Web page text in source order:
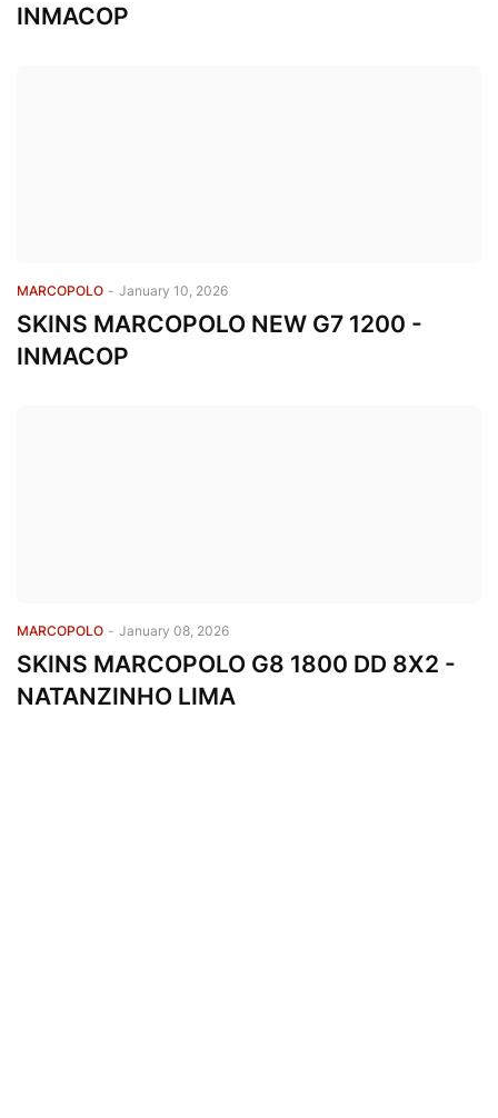
INMACOP
MARCOPOLO - January 10, 2026
SKINS MARCOPOLO NEW G7 1200 -
INMACOP
MARCOPOLO - January 08, 2026
SKINS MARCOPOLO G8 1800 DD 8X2 -
NATANZINHO LIMA